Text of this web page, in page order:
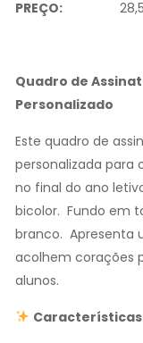
PREÇO:
Quadro de
Personalizado
Este quadro de
personalizada para
no final do ano
bicolor. Fundo em
branco. Apresenta
acolhem corações
alunos.